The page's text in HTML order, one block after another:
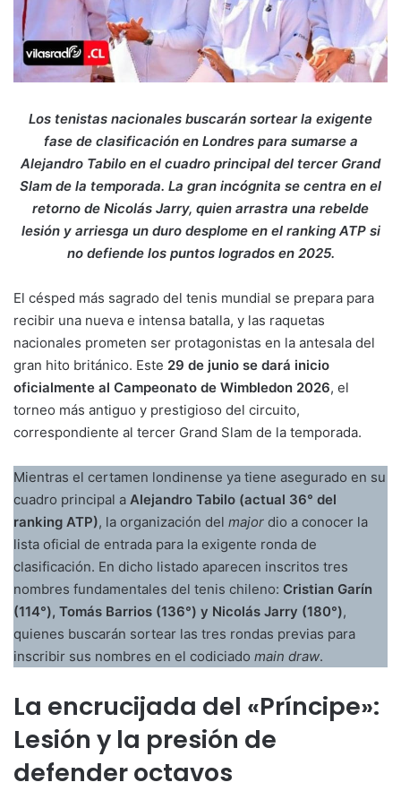
Los tenistas nacionales buscarán sortear la exigente
fase de clasificación en Londres para sumarse a
Alejandro Tabilo en el cuadro principal del tercer Grand
Slam de la temporada. La gran incógnita se centra en el
retorno de Nicolás Jarry, quien arrastra una rebelde
lesión y arriesga un duro desplome en el ranking ATP si
no defiende los puntos logrados en 2025.
El césped más sagrado del tenis mundial se prepara para
recibir una nueva e intensa batalla, y las raquetas
nacionales prometen ser protagonistas en la antesala del
gran hito británico. Este 29 de junio se dará inicio
oficialmente al Campeonato de Wimbledon 2026, el
torneo más antiguo y prestigioso del circuito,
correspondiente al tercer Grand Slam de la temporada.
Mientras el certamen londinense ya tiene asegurado en su
cuadro principal a Alejandro Tabilo (actual 36° del
ranking ATP), la organización del major dio a conocer la
lista oficial de entrada para la exigente ronda de
clasificación. En dicho listado aparecen inscritos tres
nombres fundamentales del tenis chileno: Cristian Garín
(114°), Tomás Barrios (136°) y Nicolás Jarry (180°),
quienes buscarán sortear las tres rondas previas para
inscribir sus nombres en el codiciado main draw.
La encrucijada del «Príncipe»:
Lesión y la presión de
defender octavos